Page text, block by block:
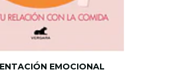
EMOCIONAL